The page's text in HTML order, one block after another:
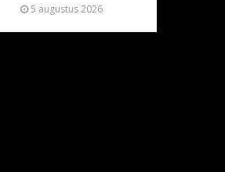
5 augustus 2026